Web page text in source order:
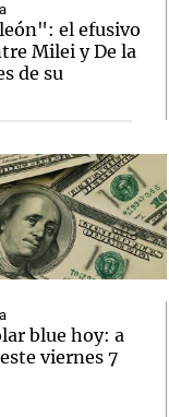
el efusivo
Milei y De la
de su
blue hoy: a
viernes 7
Notas